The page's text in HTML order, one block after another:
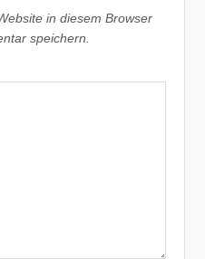
in diesem Browser
speichern.